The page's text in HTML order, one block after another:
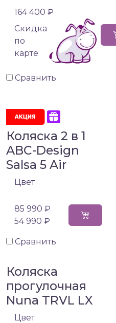
164 400 ₽
Cкидка
по
карте
Сравнить
Коляска 2 в 1
ABC-Design
Salsa 5 Air
Цвет
85 990 ₽
54 990 ₽
Сравнить
Коляска
прогулочная
Nuna TRVL LX
Цвет